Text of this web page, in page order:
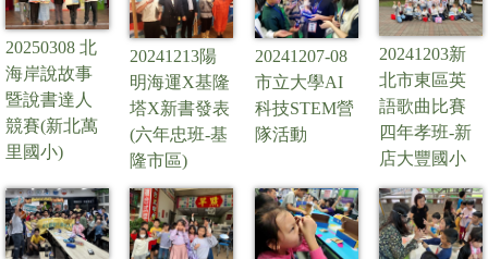
20250308 北
海岸說故事
暨說書達人
競賽(新北萬
里國小)
20241213陽
明海運X基隆
塔X新書發表
(六年忠班-基
隆市區)
20241207-08
市立大學AI
科技STEM營
隊活動
20241203新
北市東區英
語歌曲比賽
四年孝班-新
店大豐國小